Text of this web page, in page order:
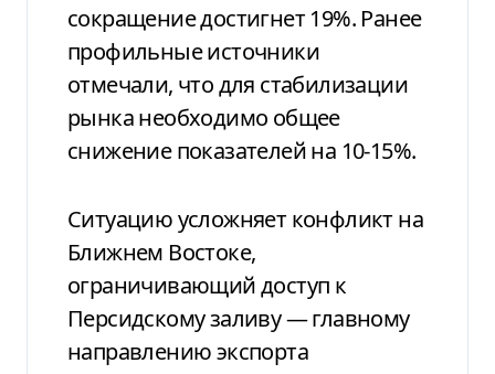
сокращение достигнет 19%. Ранее
профильные источники
отмечали, что для стабилизации
рынка необходимо общее
снижение показателей на 10-15%.
Ситуацию усложняет конфликт на
Ближнем Востоке,
ограничивающий доступ к
Персидскому заливу — главному
направлению экспорта